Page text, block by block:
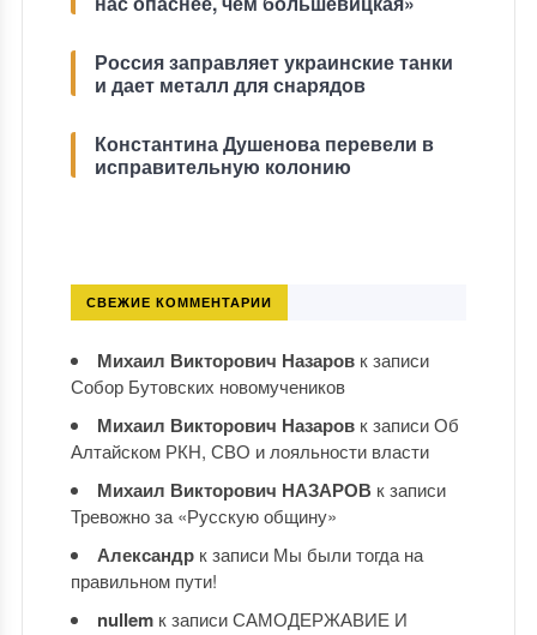
Россия заправляет украинские танки
и дает металл для снарядов
Константина Душенова перевели в
исправительную колонию
СВЕЖИЕ КОММЕНТАРИИ
Михаил Викторович Назаровк записи
Собор Бутовских новомучеников
Михаил Викторович Назаровк записиОб
Алтайском РКН, СВО и лояльности власти
Михаил Викторович НАЗАРОВ к записи
Тревожно за «Русскую общину»
Александрк записи Мы были тогда на
правильном пути!
nullemк записиСАМОДЕРЖАВИЕ И